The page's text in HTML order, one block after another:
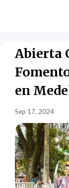
Abierta
en
Sep 17, 2024